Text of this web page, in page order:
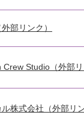
部リンク）
Studio（外部リ
株式会社（外部リン